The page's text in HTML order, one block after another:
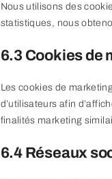
Nous utilisons des
statistiques, nous
6.3 Cookies de
Les cookies de
d’utilisateurs afin
finalités marketing
6.4 Réseaux